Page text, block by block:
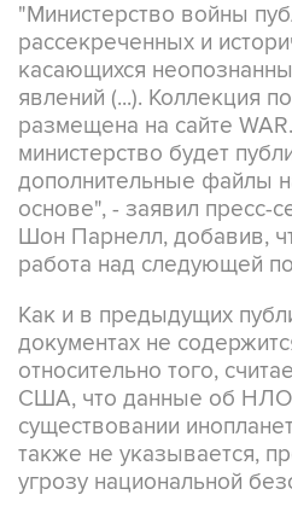
"Министерство войны
рассекреченных и
касающихся
явлений (...). Коллекция
размещена на сайте
министерство будет
дополнительные файлы
основе", - заявил пресс-
Шон Парнелл, добавив,
работа над следующей
Как и в предыдущих
документах не
относительно того,
США, что данные об НЛО
существовании
также не указывается,
угрозу национальной